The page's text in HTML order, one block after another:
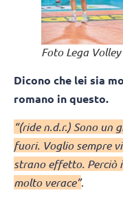
Foto Lega
Dicono che lei sia
romano in questo.
“(ride n.d.r.) Sono un
fuori. Voglio sempre
strano effetto. Perciò
molto verace”.